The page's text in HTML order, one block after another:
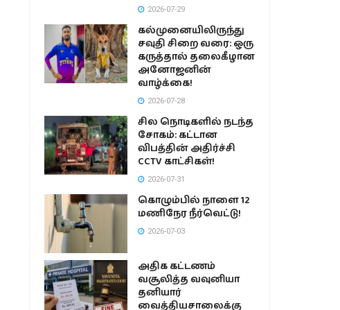
2026-07-29
கல்முனையிலிருந்து
சவுதி சிறை வரை: ஒரு
கருத்தால் தலைகீழான
அனோஜனின்
வாழ்க்கை!
2026-07-28
சில நொடிகளில் நடந்த
சோகம்: கட்டான
விபத்தின் அதிர்ச்சி
CCTV காட்சிகள்!
2026-07-31
கொழும்பில் நாளை 12
மணிநேர நீர்வெட்டு!
2026-07-03
அதிக கட்டணம்
வசூலித்த வவுனியா
தனியார்
வைத்தியசாலைக்கு